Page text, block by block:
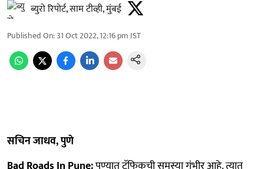
ब्युरो रिपोर्ट, साम टीव्ही, मुंबई
Published On:31 Oct 2022, 12:16 pm IST
सचिन जाधव, पुणे